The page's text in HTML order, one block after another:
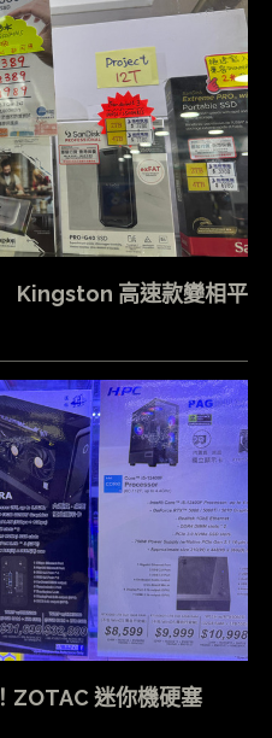
Kingston 高速款變相平
ZOTAC 迷你機硬塞